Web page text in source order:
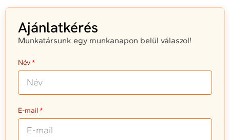
Ajánlatkérés
Munkatársunk egy munkanapon belül válaszol!
Név
E-mail